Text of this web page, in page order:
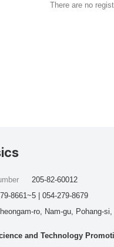
There are no
ro, Nam-gu, Pohang-
205-82-60012
8661~5 | 054-279-8679
and Technology